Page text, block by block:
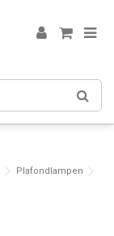
Plafondlampen